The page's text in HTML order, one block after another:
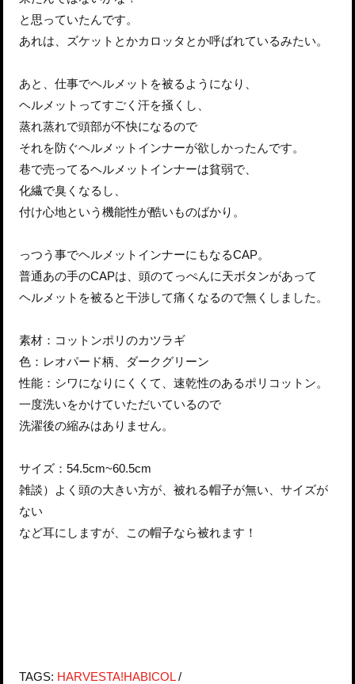
と思っていたんです。
あれは、ズケットとかカロッタとか呼ばれているみたい。
あと、仕事でヘルメットを被るようになり、
ヘルメットってすごく汗を掻くし、
蒸れ蒸れで頭部が不快になるので
それを防ぐヘルメットインナーが欲しかったんです。
巷で売ってるヘルメットインナーは貧弱で、
化繊で臭くなるし、
付け心地という機能性が酷いものばかり。
っつう事でヘルメットインナーにもなるCAP。
普通あの手のCAPは、頭のてっぺんに天ボタンがあって
ヘルメットを被ると干渉して痛くなるので無くしました。
素材：コットンポリのカツラギ
色：レオパード柄、ダークグリーン
性能：シワになりにくくて、速乾性のあるポリコットン。
一度洗いをかけていただいているので
洗濯後の縮みはありません。
サイズ：54.5cm~60.5cm
雑談）よく頭の大きい方が、被れる帽子が無い、サイズが
ない
など耳にしますが、この帽子なら被れます！
TAGS: HARVESTA!HABICOL/